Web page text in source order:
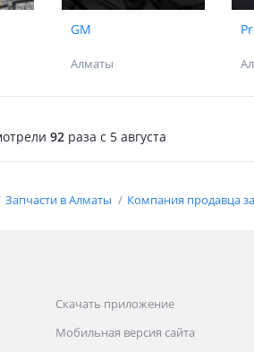
GM
Алматы
92 раза c 5 августа
Запчасти в Алматы Компания продавца
Скачать приложение
Мобильная версия сайта